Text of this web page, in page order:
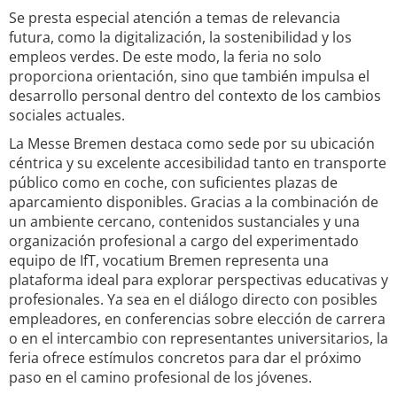
Se presta especial atención a temas de relevancia
futura, como la digitalización, la sostenibilidad y los
empleos verdes. De este modo, la feria no solo
proporciona orientación, sino que también impulsa el
desarrollo personal dentro del contexto de los cambios
sociales actuales.
La Messe Bremen destaca como sede por su ubicación
céntrica y su excelente accesibilidad tanto en transporte
público como en coche, con suficientes plazas de
aparcamiento disponibles. Gracias a la combinación de
un ambiente cercano, contenidos sustanciales y una
organización profesional a cargo del experimentado
equipo de IfT, vocatium Bremen representa una
plataforma ideal para explorar perspectivas educativas y
profesionales. Ya sea en el diálogo directo con posibles
empleadores, en conferencias sobre elección de carrera
o en el intercambio con representantes universitarios, la
feria ofrece estímulos concretos para dar el próximo
paso en el camino profesional de los jóvenes.